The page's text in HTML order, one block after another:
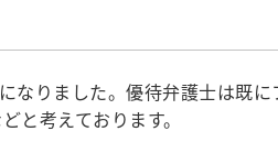
りました。優待弁護士は既
考えております。